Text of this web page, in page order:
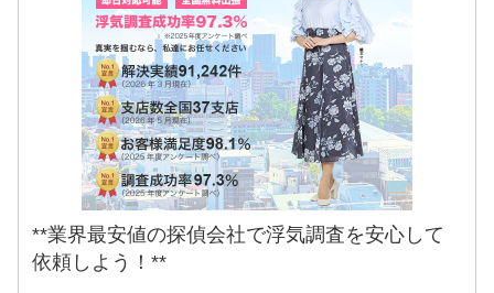
**業界最安値の探偵会社で浮気調査を安心して
依頼しよう！**